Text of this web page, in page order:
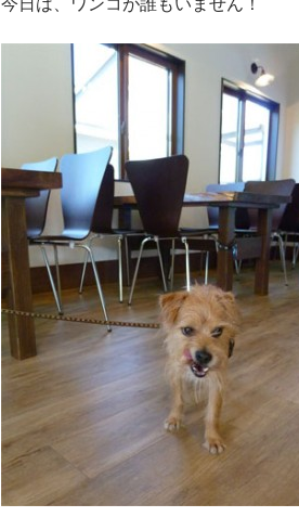
今日は、ワンコが誰もいません！